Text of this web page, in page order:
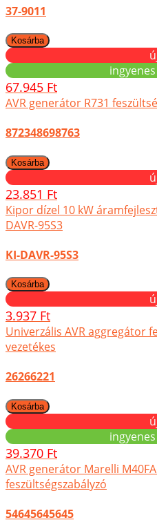
37-9011
67.945 Ft
AVR generátor R731
872348698763
23.851 Ft
Kipor dízel 10 kW
DAVR-95S3
KI-DAVR-95S3
3.937 Ft
Univerzális AVR aggregátor
vezetékes
26266221
39.370 Ft
AVR generátor Marelli
feszültségszabályzó
54645645645